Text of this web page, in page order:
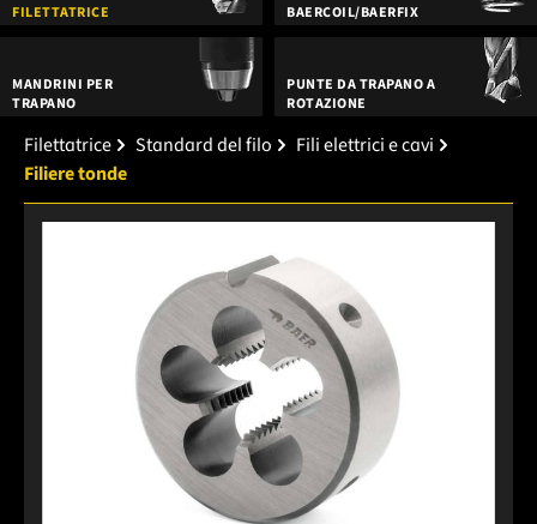
FILETTATRICE BAERCOIL/BAERFIX
MANDRINI PER
TRAPANO
PUNTE DA TRAPANO A
ROTAZIONE
Filettatrice Standard del filo
Fili elettrici e cavi
Filiere tonde